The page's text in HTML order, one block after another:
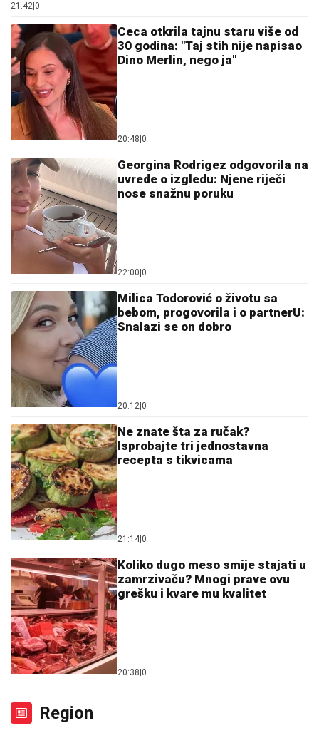
21:42 0
Ceca otkrila tajnu staru više od
30 godina: "Taj stih nije napisao
Dino Merlin, nego ja"
20:48 0
Georgina Rodrigez odgovorila na
uvrede o izgledu: Njene riječi
nose snažnu poruku
22:00 0
Milica Todorović o životu sa
bebom, progovorila i o partnerU:
Snalazi se on dobro
20:12 0
Ne znate šta za ručak?
Isprobajte tri jednostavna
recepta s tikvicama
21:14 0
Koliko dugo meso smije stajati u
zamrzivaču? Mnogi prave ovu
grešku i kvare mu kvalitet
20:38 0
Region